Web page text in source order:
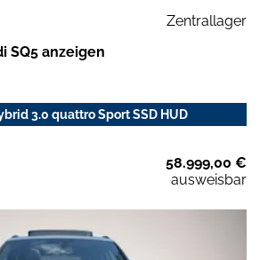
Zentrallager
SQ5 anzeigen
3.0 quattro Sport SSD HUD
58.999,00 €
ausweisbar